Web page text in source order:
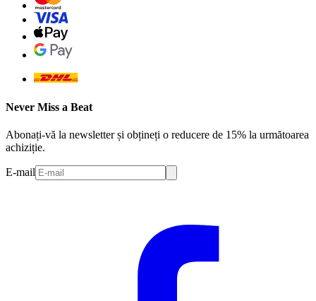
Never Miss a Beat
Abonați-vă la newsletter și obțineți o reducere de 15% la următoarea
achiziție.
E-mail